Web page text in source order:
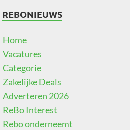
REBONIEUWS
Home
Vacatures
Categorie
Zakelijke Deals
Adverteren 2026
ReBo Interest
Rebo onderneemt